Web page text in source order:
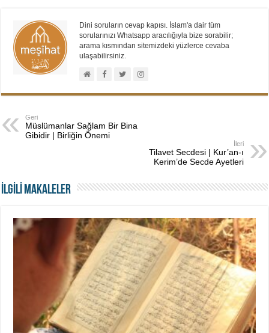
Dini soruların cevap kapısı. İslam'a dair tüm
sorularınızı Whatsapp aracılığıyla bize sorabilir;
arama kısmından sitemizdeki yüzlerce cevaba
ulaşabilirsiniz.
Geri
Müslümanlar Sağlam Bir Bina
Gibidir | Birliğin Önemi
İleri
Tilavet Secdesi | Kur’an-ı
Kerim’de Secde Ayetleri
İLGİLİ MAKALELER